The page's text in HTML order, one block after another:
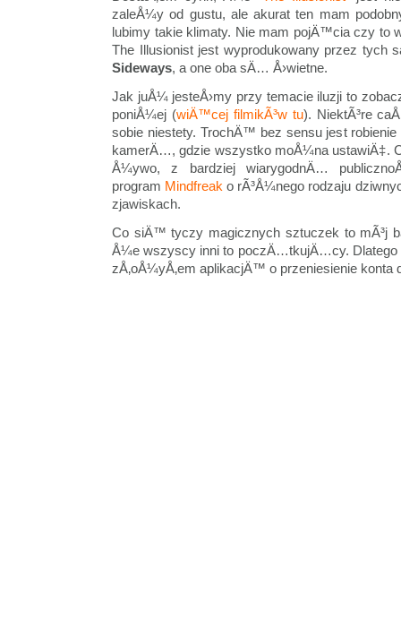
zaleÅ¼y od gustu, ale akurat ten mam
lubimy takie klimaty. Nie mam pojÄ™cia czy to
The Illusionist jest wyprodukowany przez tych
Sideways, a one oba sÄ… Å›wietne.
Jak juÅ¼ jesteÅ›my przy temacie iluzji to
poniÅ¼ej (wiÄ™cej filmikÃ³w tu). NiektÃ³re
sobie niestety. TrochÄ™ bez sensu jest
kamerÄ…, gdzie wszystko moÅ¼na ustawiÄ‡.
Å¼ywo, z bardziej wiarygodnÄ…
program Mindfreak o rÃ³Å¼nego rodzaju
zjawiskach.
Co siÄ™ tyczy magicznych sztuczek to mÃ³j
Å¼e wszyscy inni to poczÄ…tkujÄ…cy. Dlatego
zÅ‚oÅ¼yÅ‚em aplikacjÄ™ o przeniesienie konta